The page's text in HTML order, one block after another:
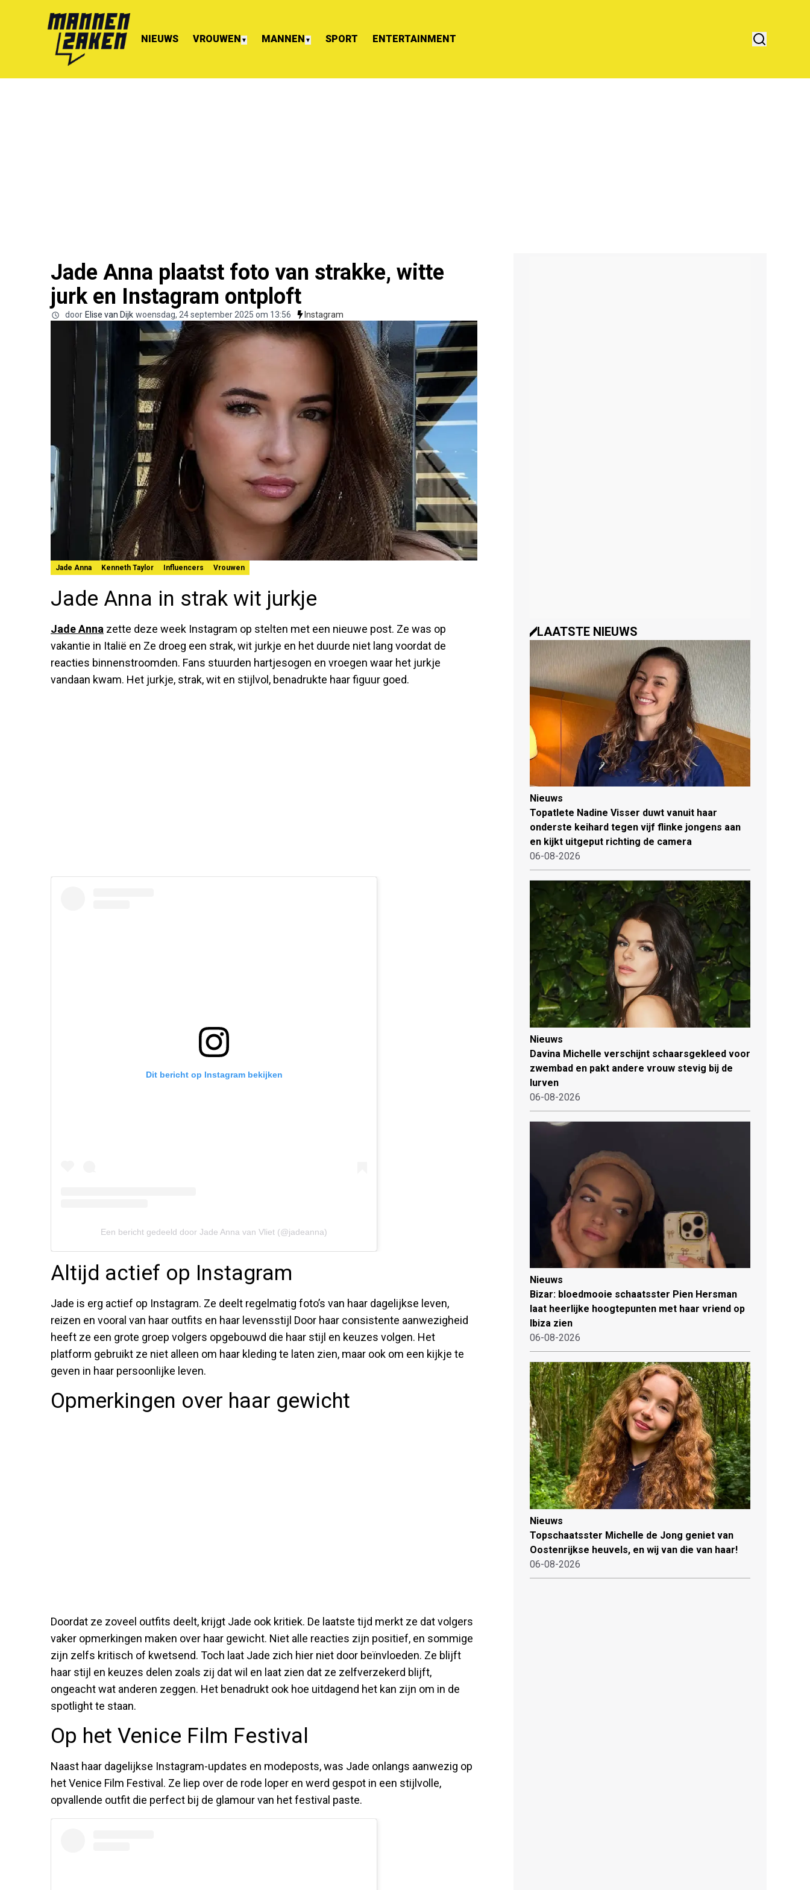
NIEUWS VROUWEN ▼ MANNEN ▼ SPORT ENTERTAINMENT
Jade Anna plaatst foto van strakke, witte
jurk en Instagram ontploft
door Elise van Dijk woensdag, 24 september 2025 om 13:56 Instagram
Jade Anna Kenneth Taylor Influencers Vrouwen
Jade Anna in strak wit jurkje
Jade Anna zette deze week Instagram op stelten met een nieuwe post. Ze was op
vakantie in Italië en Ze droeg een strak, wit jurkje en het duurde niet lang voordat de
reacties binnenstroomden. Fans stuurden hartjesogen en vroegen waar het jurkje
vandaan kwam. Het jurkje, strak, wit en stijlvol, benadrukte haar figuur goed.
Dit bericht op Instagram bekijken
Een bericht gedeeld door Jade Anna van Vliet (@jadeanna)
Altijd actief op Instagram
Jade is erg actief op Instagram. Ze deelt regelmatig foto’s van haar dagelijkse leven,
reizen en vooral van haar outfits en haar levensstijl Door haar consistente aanwezigheid
heeft ze een grote groep volgers opgebouwd die haar stijl en keuzes volgen. Het
platform gebruikt ze niet alleen om haar kleding te laten zien, maar ook om een kijkje te
geven in haar persoonlijke leven.
Opmerkingen over haar gewicht
Doordat ze zoveel outfits deelt, krijgt Jade ook kritiek. De laatste tijd merkt ze dat volgers
vaker opmerkingen maken over haar gewicht. Niet alle reacties zijn positief, en sommige
zijn zelfs kritisch of kwetsend. Toch laat Jade zich hier niet door beïnvloeden. Ze blijft
haar stijl en keuzes delen zoals zij dat wil en laat zien dat ze zelfverzekerd blijft,
ongeacht wat anderen zeggen. Het benadrukt ook hoe uitdagend het kan zijn om in de
spotlight te staan.
Op het Venice Film Festival
Naast haar dagelijkse Instagram-updates en modeposts, was Jade onlangs aanwezig op
het Venice Film Festival. Ze liep over de rode loper en werd gespot in een stijlvolle,
opvallende outfit die perfect bij de glamour van het festival paste.
LAATSTE NIEUWS
Nieuws
Topatlete Nadine Visser duwt vanuit haar
onderste keihard tegen vijf flinke jongens aan
en kijkt uitgeput richting de camera
06-08-2026
Nieuws
Davina Michelle verschijnt schaarsgekleed voor
zwembad en pakt andere vrouw stevig bij de
lurven
06-08-2026
Nieuws
Bizar: bloedmooie schaatsster Pien Hersman
laat heerlijke hoogtepunten met haar vriend op
Ibiza zien
06-08-2026
Nieuws
Topschaatsster Michelle de Jong geniet van
Oostenrijkse heuvels, en wij van die van haar!
06-08-2026